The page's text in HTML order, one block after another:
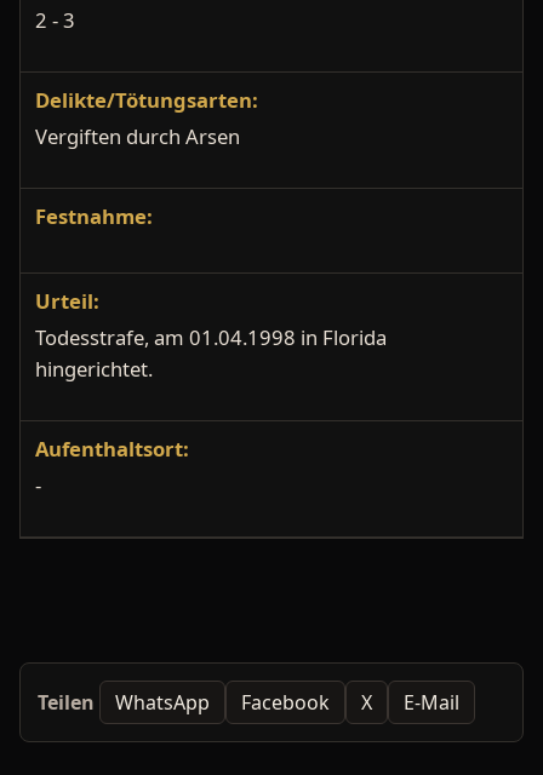
2 - 3
Delikte/Tötungsarten:
Vergiften durch Arsen
Festnahme:
Urteil:
Todesstrafe, am 01.04.1998 in Florida
hingerichtet.
Aufenthaltsort:
-
Teilen WhatsApp Facebook X E-Mail